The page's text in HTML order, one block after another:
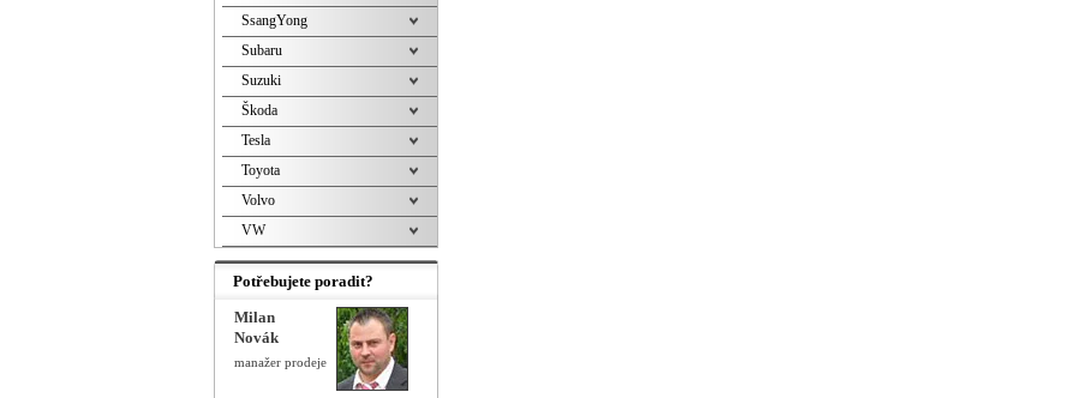
SsangYong
Subaru
Suzuki
Škoda
Tesla
Toyota
Volvo
VW
Potřebujete poradit?
Milan
Novák
manažer prodeje